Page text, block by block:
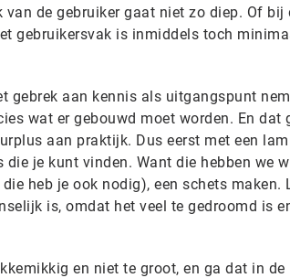
de gebruiker gaat niet zo diep. Of bij
gebruikersvak is inmiddels toch
gebrek aan kennis als uitgangspunt
wat er gebouwd moet worden. En dat
aan praktijk. Dus eerst met een
je kunt vinden. Want die hebben we
heb je ook nodig), een schets maken.
is, omdat het veel te gedroomd is
en niet te groot, en ga dat in